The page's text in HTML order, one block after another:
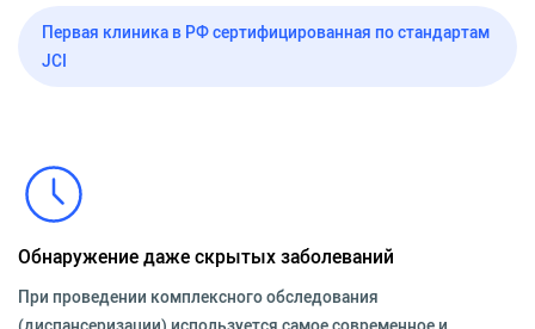
Первая клиника в РФ сертифицированная по стандартам
JCI
Обнаружение даже скрытых заболеваний
При проведении комплексного обследования